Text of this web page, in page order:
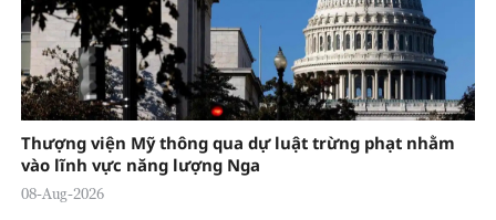
Thượng viện Mỹ thông qua dự luật trừng phạt nhằm
vào lĩnh vực năng lượng Nga
08-Aug-2026